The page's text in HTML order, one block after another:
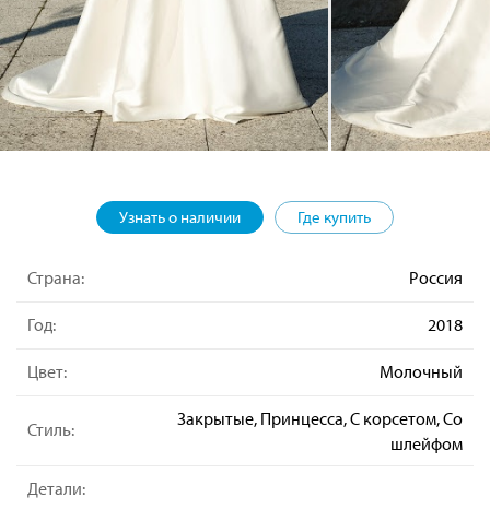
Узнать о наличии Где купить
Страна: Россия
Год: 2018
Цвет: Молочный
Стиль:
Закрытые, Принцесса, С корсетом, Со
шлейфом
Детали: